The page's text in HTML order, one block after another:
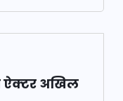
ऐक्टर अखिल